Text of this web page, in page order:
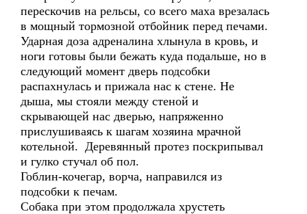
перескочив на рельсы, со всего маха врезалась
в мощный тормозной отбойник перед печами.
Ударная доза адреналина хлынула в кровь, и
ноги готовы были бежать куда подальше, но в
следующий момент дверь подсобки
распахнулась и прижала нас к стене. Не
дыша, мы стояли между стеной и
скрывающей нас дверью, напряженно
прислушиваясь к шагам хозяина мрачной
котельной. Деревянный протез поскрипывал
и гулко стучал об пол.
Гоблин-кочегар, ворча, направился из
подсобки к печам.
Собака при этом продолжала хрустеть